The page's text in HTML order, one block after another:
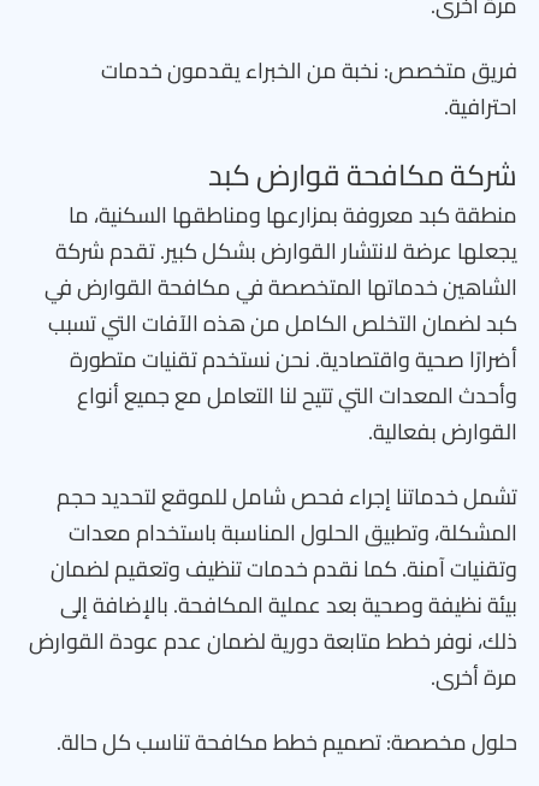
فريق متخصص: نخبة من الخبراء يقدمون خدمات
احترافية.
شركة مكافحة قوارض كبد
منطقة كبد معروفة بمزارعها ومناطقها السكنية، ما
يجعلها عرضة لانتشار القوارض بشكل كبير. تقدم شركة
الشاهين خدماتها المتخصصة في مكافحة القوارض في
كبد لضمان التخلص الكامل من هذه الآفات التي تسبب
أضرارًا صحية واقتصادية. نحن نستخدم تقنيات متطورة
وأحدث المعدات التي تتيح لنا التعامل مع جميع أنواع
القوارض بفعالية.
تشمل خدماتنا إجراء فحص شامل للموقع لتحديد حجم
المشكلة، وتطبيق الحلول المناسبة باستخدام معدات
وتقنيات آمنة. كما نقدم خدمات تنظيف وتعقيم لضمان
بيئة نظيفة وصحية بعد عملية المكافحة. بالإضافة إلى
ذلك، نوفر خطط متابعة دورية لضمان عدم عودة القوارض
مرة أخرى.
حلول مخصصة: تصميم خطط مكافحة تناسب كل حالة.